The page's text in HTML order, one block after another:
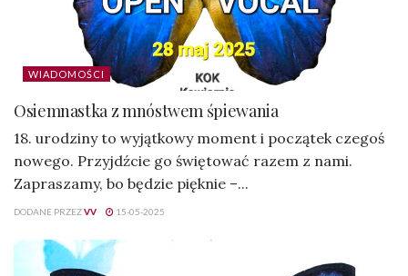
WIADOMOŚCI
Osiemnastka z mnóstwem śpiewania
18. urodziny to wyjątkowy moment i początek czegoś
nowego. Przyjdźcie go świętować razem z nami.
Zapraszamy, bo będzie pięknie –...
DODANE PRZEZVV 15-05-2025